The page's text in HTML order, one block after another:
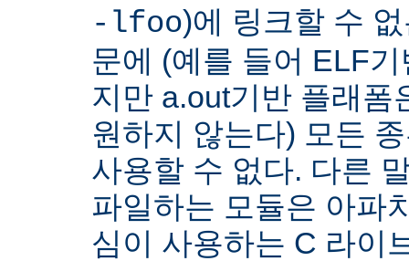
-lfoo)에 링크할 수
문에 (예를 들어 ELF
지만 a.out기반 플래폼
원하지 않는다) 모든
사용할 수 없다. 다른
파일하는 모듈은 아파
심이 사용하는 C 라이